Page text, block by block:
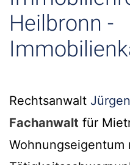
Heilbronn -
Rechtsanwalt
Fachanwalt für
Wohnungseigentum